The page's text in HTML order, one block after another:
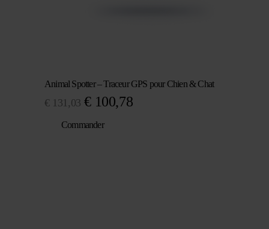
Animal Spotter – Traceur GPS pour Chien & Chat
€ 131,03 Le
initial
€ 100,78Le
Commander